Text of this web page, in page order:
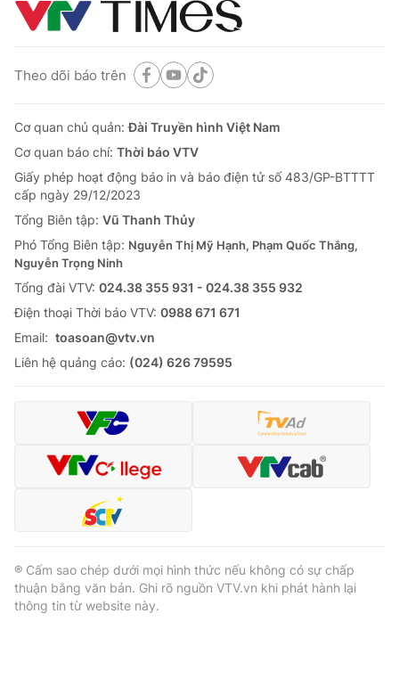
Theo dõi báo trên
Cơ quan chủ quản:Đài Truyền hình Việt Nam
Cơ quan báo chí: Thời báo VTV
Giấy phép hoạt động báo in và báo điện tử số 483/GP-BTTTT
cấp ngày 29/12/2023
Tổng Biên tập: Vũ Thanh Thủy
Phó Tổng Biên tập: Nguyễn Thị Mỹ Hạnh, Phạm Quốc Thắng,
Nguyễn Trọng Ninh
Tổng đài VTV: 024.38 355 931 - 024.38 355 932
Ðiện thoại Thời báo VTV: 0988 671 671
Email: toasoan@vtv.vn
Liên hệ quảng cáo: (024) 626 79595
® Cấm sao chép dưới mọi hình thức nếu không có sự chấp
thuận bằng văn bản. Ghi rõ nguồn VTV.vn khi phát hành lại
thông tin từ website này.